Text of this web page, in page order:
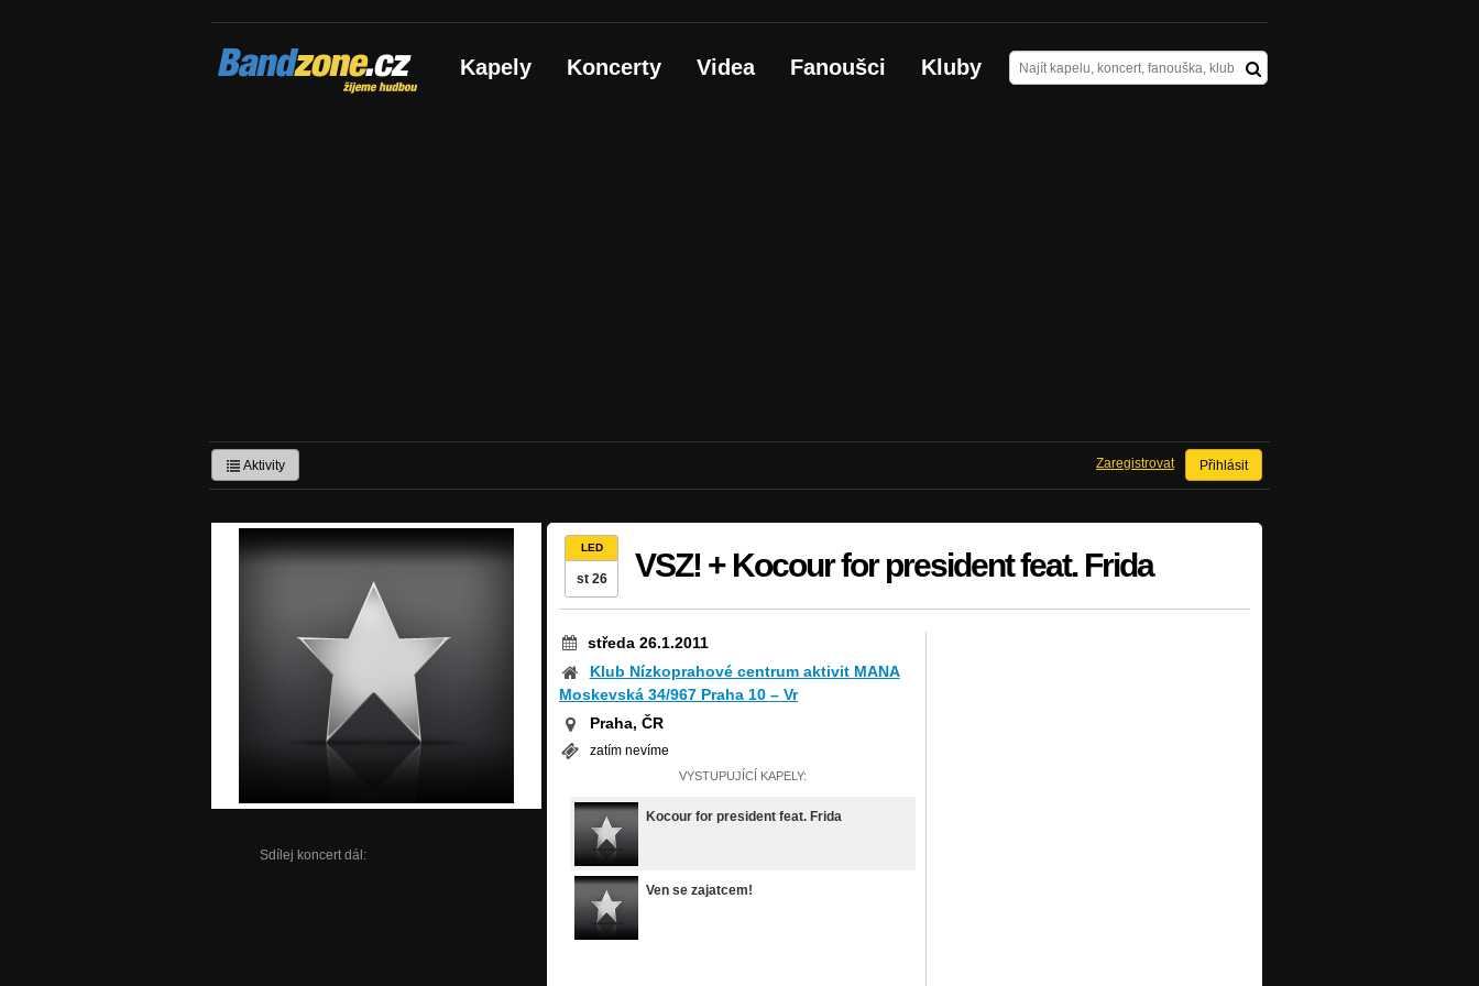
Bandzone.cz
žijeme hudbou Kapely Koncerty Videa Fanoušci Kluby
Aktivity Přihlásit
Zaregistrovat
Sdílej koncert dál:
LED
st 26 VSZ! + Kocour for president feat. Frida
středa 26.1.2011
Klub Nízkoprahové centrum aktivit MANA
Moskevská 34/967 Praha 10 – Vr
Praha, ČR
zatím nevíme
VYSTUPUJÍCÍ KAPELY:
Kocour for president feat. Frida
Ven se zajatcem!